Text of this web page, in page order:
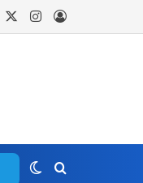
FacebookInstagram
Switch skin